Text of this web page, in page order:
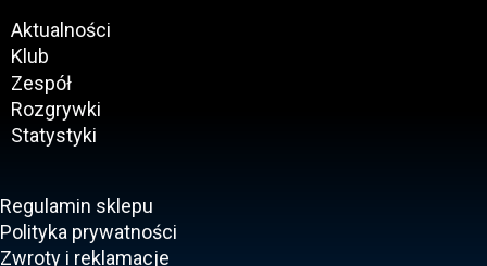
Aktualności
Klub
Zespół
Rozgrywki
Statystyki
Regulamin sklepu
Polityka prywatności
Zwroty i reklamacje